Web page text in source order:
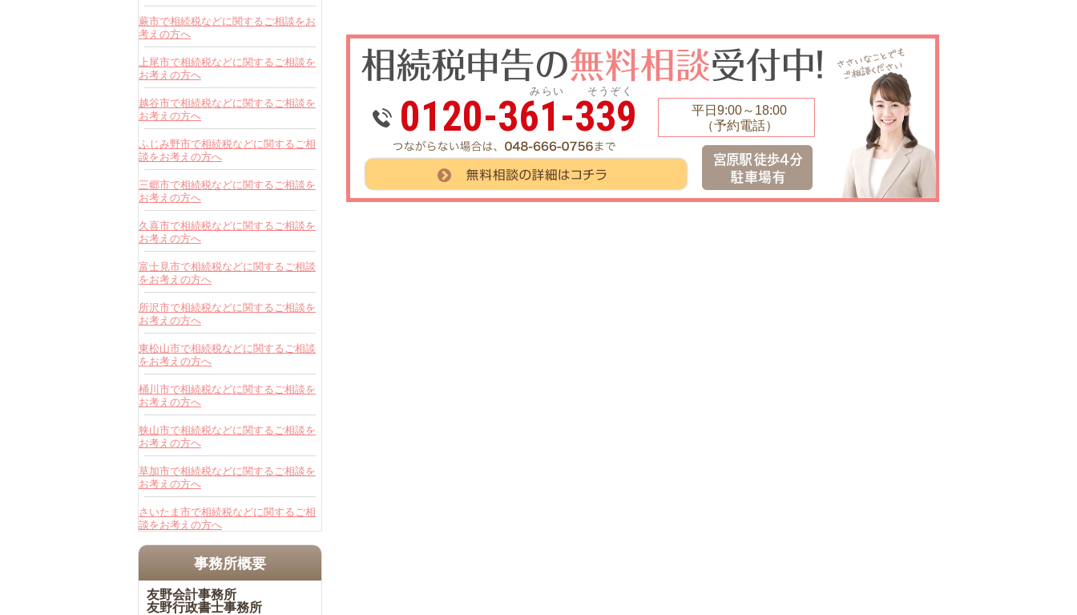
みらい そうぞく
0120-361-339
平日9:00～18:00
（予約電話）
蕨市で相続税などに関するご相談をお
考えの方へ
上尾市で相続税などに関するご相談を
お考えの方へ
越谷市で相続税などに関するご相談を
お考えの方へ
ふじみ野市で相続税などに関するご相
談をお考えの方へ
三郷市で相続税などに関するご相談を
お考えの方へ
久喜市で相続税などに関するご相談を
お考えの方へ
富士見市で相続税などに関するご相談
をお考えの方へ
所沢市で相続税などに関するご相談を
お考えの方へ
東松山市で相続税などに関するご相談
をお考えの方へ
桶川市で相続税などに関するご相談を
お考えの方へ
狭山市で相続税などに関するご相談を
お考えの方へ
草加市で相続税などに関するご相談を
お考えの方へ
さいたま市で相続税などに関するご相
談をお考えの方へ
事務所概要
友野会計事務所
友野行政書士事務所